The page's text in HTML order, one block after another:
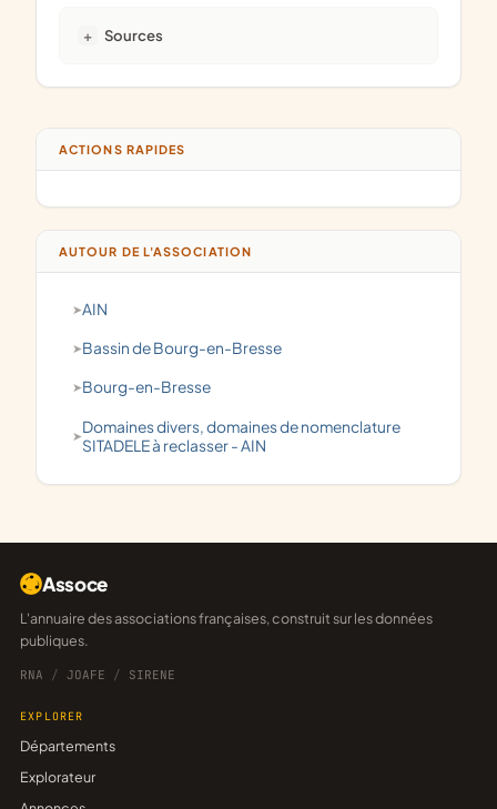
Sources
ACTIONS RAPIDES
AUTOUR DE L'ASSOCIATION
AIN
Bassin de Bourg-en-Bresse
Bourg-en-Bresse
domaines divers, domaines de nomenclature
SITADELE à reclasser - AIN
Assoce
L'annuaire des associations françaises, construit sur les données
publiques.
RNA / JOAFE / SIRENE
EXPLORER
Départements
Explorateur